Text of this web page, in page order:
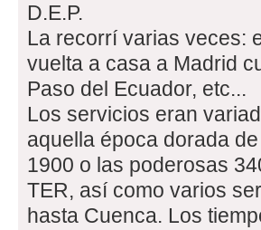
D.E.P.
La recorrí varias veces:
vuelta a casa a Madrid
Paso del Ecuador, etc...
Los servicios eran
aquella época dorada
1900 o las poderosas
TER, así como varios
hasta Cuenca. Los